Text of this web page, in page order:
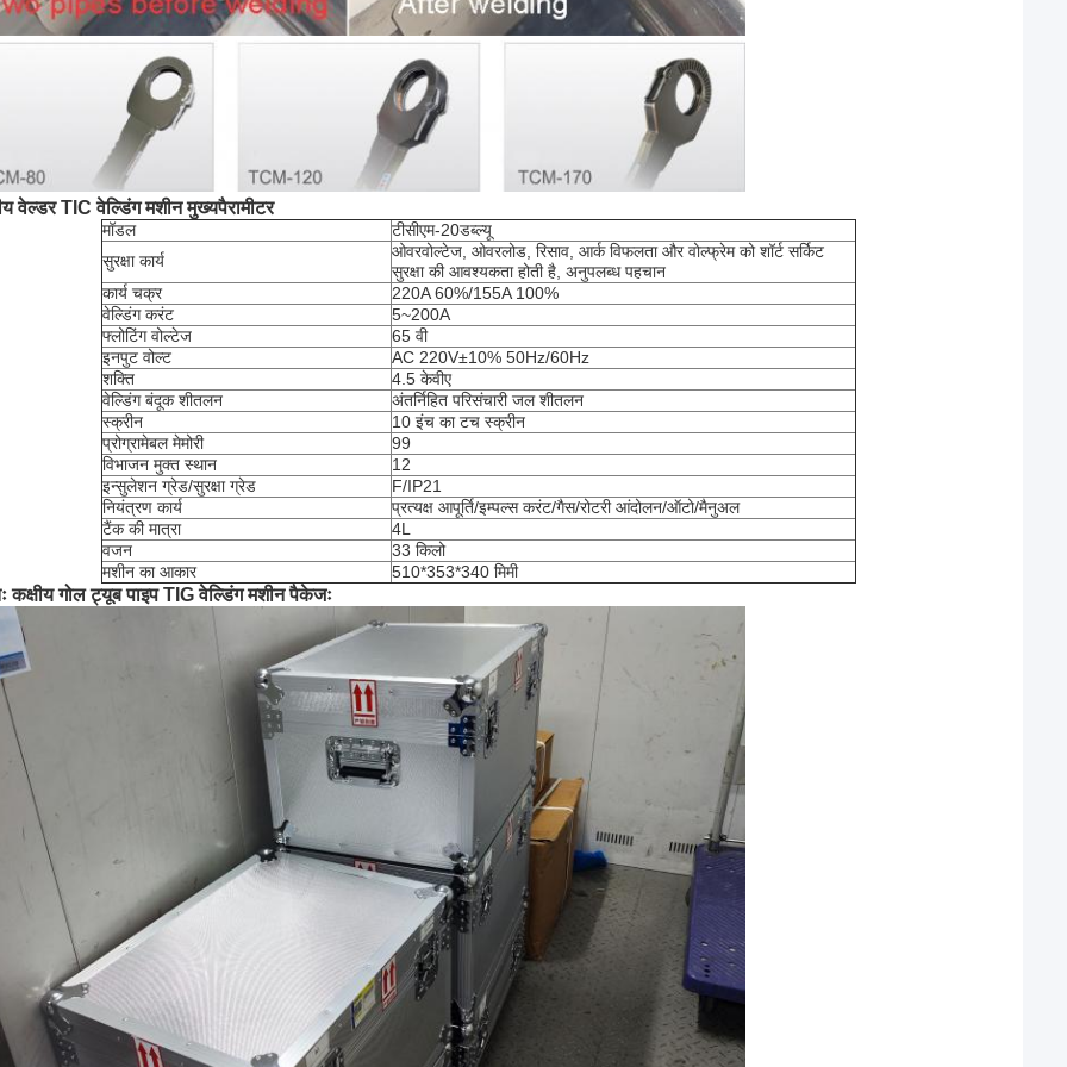
वेल्डर TIC वेल्डिंग मशीन मुख्यपैरामीटर
मॉडल
टीसीएम-20डब्ल्यू
सुरक्षा कार्य
ओवरवोल्टेज, ओवरलोड, रिसाव, आर्क विफलता और वोल्फ्रेम को शॉर्ट सर्किट
सुरक्षा की आवश्यकता होती है, अनुपलब्ध पहचान
कार्य चक्र
220A 60%/155A 100%
वेल्डिंग करंट
5~200A
फ्लोटिंग वोल्टेज
65 वी
इनपुट वोल्ट
AC 220V±10% 50Hz/60Hz
शक्ति
4.5 केवीए
वेल्डिंग बंदूक शीतलन
अंतर्निहित परिसंचारी जल शीतलन
स्क्रीन
10 इंच का टच स्क्रीन
प्रोग्रामेबल मेमोरी
99
विभाजन मुक्त स्थान
12
इन्सुलेशन ग्रेड/सुरक्षा ग्रेड
F/IP21
नियंत्रण कार्य
प्रत्यक्ष आपूर्ति/इम्पल्स करंट/गैस/रोटरी आंदोलन/ऑटो/मैनुअल
टैंक की मात्रा
4L
वजन
33 किलो
मशीन का आकार
510*353*340 मिमी
कक्षीय गोल ट्यूब पाइप TIG वेल्डिंग मशीन पैकेजः